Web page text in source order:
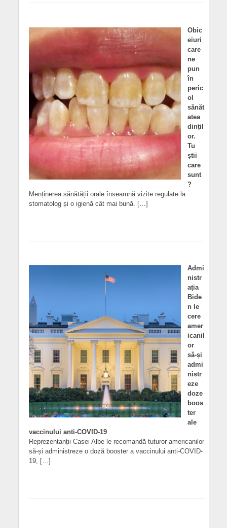
Obic
eiuri
care
ne
pun
în
peric
ol
sănăt
atea
dințil
or.
Tu
știi
care
sunt
?
Menținerea sănătății orale înseamnă vizite regulate la
stomatolog și o igienă cât mai bună. […]
Admi
nistr
ația
Bide
n le
cere
amer
icanil
or
să-și
admi
nistr
eze
doze
boos
ter
ale
vaccinului anti-COVID-19
Reprezentanții Casei Albe le recomandă tuturor americanilor
să-și administreze o doză booster a vaccinului anti-COVID-
19, […]